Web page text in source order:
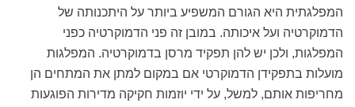
המפלגתית היא הגורם המשפיע ביותר על היתכנותה של
הדמוקרטיה ועל איכותה. במובן זה פני הדמוקרטיה כפני
המפלגות, ולכן יש להן תפקיד מרסן בדמוקרטיה. המפלגות
מועלות בתפקידן הדמוקרטי אם במקום למתן את המתחים הן
מחריפות אותם, למשל, על ידי יוזמות חקיקה מדירות הפוגעות